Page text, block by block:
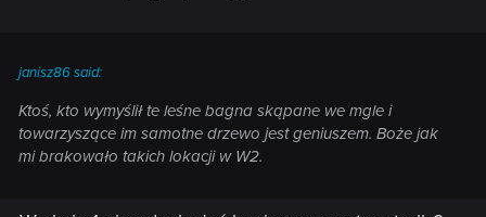
janisz86 said:
Ktoś, kto wymyślił te leśne bagna skąpane we mgle i
towarzyszące im samotne drzewo jest geniuszem. Boże jak
mi brakowało takich lokacji w W2.